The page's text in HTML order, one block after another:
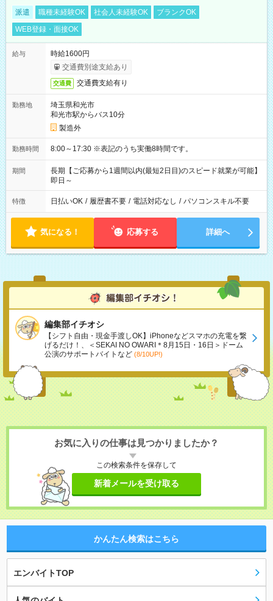
派遣 職種未経験OK 社会人未経験OK
ブランクOK
WEB登録・面接OK
給与
時給1600円
交通費別途支給あり
交通費 交通費支給有り
勤務地
埼玉県和光市
和光市駅からバス10分
製造外
勤務時間 8:00～17:30 ※表記のうち実働8時間です。
期間
長期【ご応募から1週間以内(最短2日目)のスピード就業が可能】
即日～
特徴 日払いOK / 履歴書不要 / 電話対応なし / パソコンスキル不要
気になる！ 応募する 詳細へ
編集部イチオシ
【シフト自由・現金手渡しOK】iPhoneなどスマホの充電を繋
げるだけ！、＜SEKAI NO OWARI＊8月15日・16日＞ドーム
公演のサポートバイトなど (8/10UP!)
お気に入りの仕事は見つかりましたか？
この検索条件を保存して
新着メールを受け取る
かんたん検索はこちら
エンバイトTOP